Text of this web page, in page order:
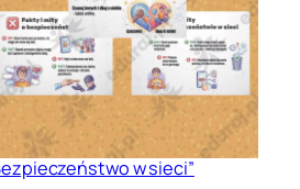
w sieci”